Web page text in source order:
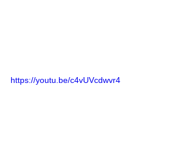
https://youtu.be/c4vUVcdwvr4